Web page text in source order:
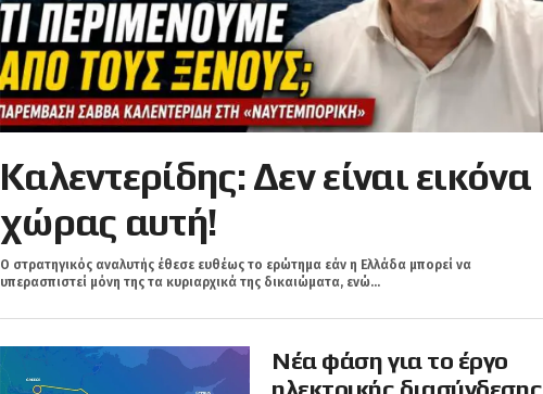
Καλεντερίδης: Δεν είναι εικόνα
χώρας αυτή!
Ο στρατηγικός αναλυτής έθεσε ευθέως το ερώτημα εάν η Ελλάδα μπορεί να
υπερασπιστεί μόνη της τα κυριαρχικά της δικαιώματα, ενώ...
Νέα φάση για το έργο